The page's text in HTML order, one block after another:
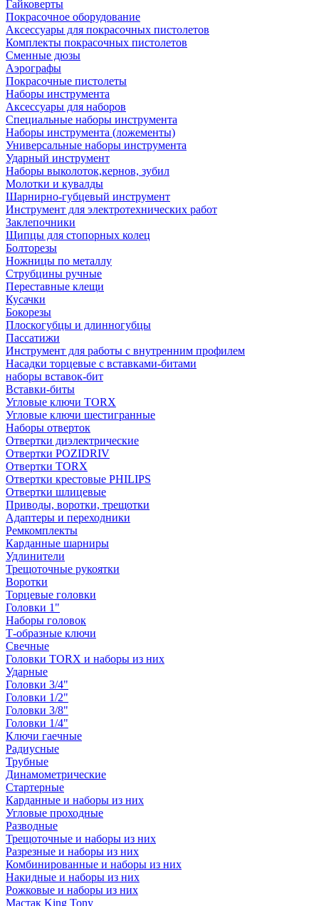
Гайковерты
Покрасочное оборудование
Аксессуары для покрасочных пистолетов
Комплекты покрасочных пистолетов
Сменные дюзы
Аэрографы
Покрасочные пистолеты
Наборы инструмента
Аксессуары для наборов
Специальные наборы инструмента
Наборы инструмента (ложементы)
Универсальные наборы инструмента
Ударный инструмент
Наборы выколоток,кернов, зубил
Молотки и кувалды
Шарнирно-губцевый инструмент
Инструмент для электротехнических работ
Заклепочники
Щипцы для стопорных колец
Болторезы
Ножницы по металлу
Струбцины ручные
Переставные клещи
Кусачки
Бокорезы
Плоскогубцы и длинногубцы
Пассатижи
Инструмент для работы с внутренним профилем
Насадки торцевые с вставками-битами
наборы вставок-бит
Вставки-биты
Угловые ключи TORX
Угловые ключи шестигранные
Наборы отверток
Отвертки диэлектрические
Отвертки POZIDRIV
Отвертки TORX
Отвертки крестовые PHILIPS
Отвертки шлицевые
Приводы, воротки, трещотки
Адаптеры и переходники
Ремкомплекты
Карданные шарниры
Удлинители
Трещоточные рукоятки
Воротки
Торцевые головки
Головки 1"
Наборы головок
Т-образные ключи
Свечные
Головки TORX и наборы из них
Ударные
Головки 3/4"
Головки 1/2"
Головки 3/8"
Головки 1/4"
Ключи гаечные
Радиусные
Трубные
Динамометрические
Стартерные
Карданные и наборы из них
Угловые проходные
Разводные
Трещоточные и наборы из них
Разрезные и наборы из них
Комбинированные и наборы из них
Накидные и наборы из них
Рожковые и наборы из них
Мастак King Tony